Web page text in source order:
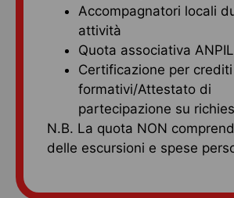
Accompagnatori locali
attività
Quota associativa
Certificazione per crediti
formativi/Attestato di
partecipazione su
N.B. La quota NON
delle escursioni e spese